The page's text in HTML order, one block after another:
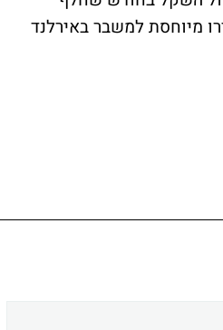
הירידה בשער האירו מיוחסת למשבר באירלנד